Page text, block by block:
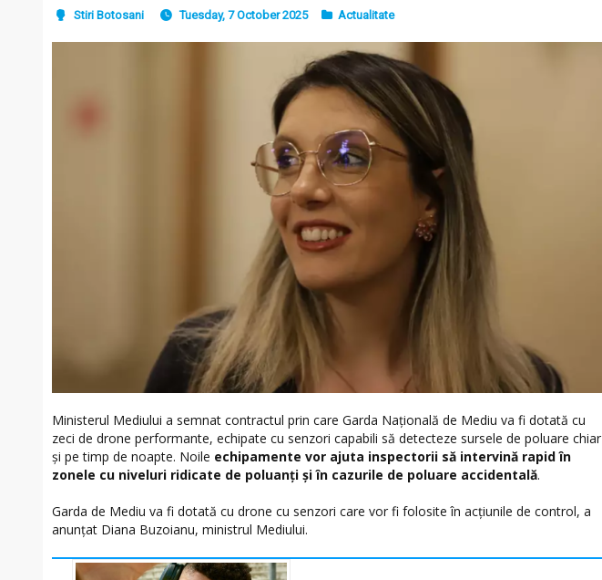
Stiri Botosani Tuesday, 7 October 2025 Actualitate
Ministerul Mediului a semnat contractul prin care Garda Națională de Mediu va fi dotată cu
zeci de drone performante, echipate cu senzori capabili să detecteze sursele de poluare chiar
și pe timp de noapte. Noile echipamente vor ajuta inspectorii să intervină rapid în
zonele cu niveluri ridicate de poluanți și în cazurile de poluare accidentală.
Garda de Mediu va fi dotată cu drone cu senzori care vor fi folosite în acțiunile de control, a
anunțat Diana Buzoianu, ministrul Mediului.